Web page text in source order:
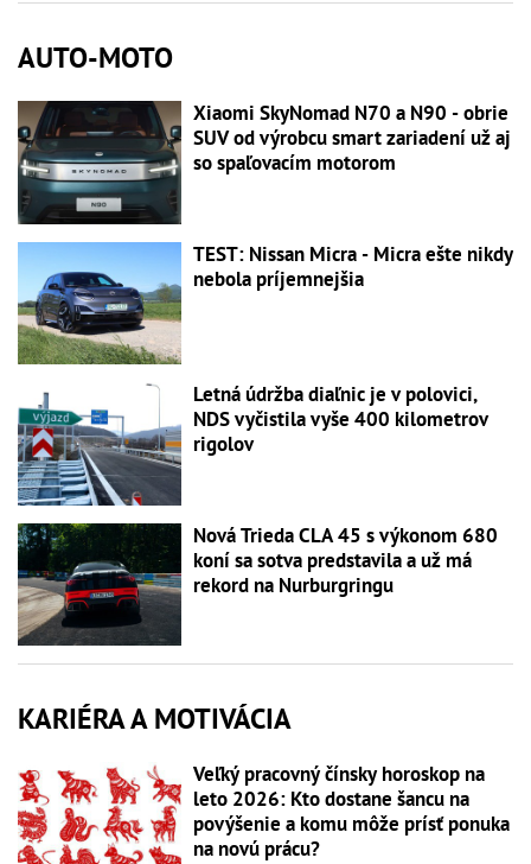
AUTO-MOTO
Xiaomi SkyNomad N70 a N90 - obrie
SUV od výrobcu smart zariadení už aj
so spaľovacím motorom
TEST: Nissan Micra - Micra ešte nikdy
nebola príjemnejšia
Letná údržba diaľnic je v polovici,
NDS vyčistila vyše 400 kilometrov
rigolov
Nová Trieda CLA 45 s výkonom 680
koní sa sotva predstavila a už má
rekord na Nurburgringu
KARIÉRA A MOTIVÁCIA
Veľký pracovný čínsky horoskop na
leto 2026: Kto dostane šancu na
povýšenie a komu môže prísť ponuka
na novú prácu?